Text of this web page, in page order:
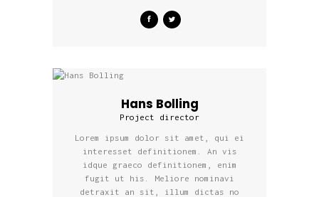
Hans Bolling
Project director
Lorem ipsum dolor sit amet, qui ei
interesset definitionem. An vis
idque graeco definitionem, enim
fugit ut his. Meliore nominavi
detraxit an sit, illum dictas no